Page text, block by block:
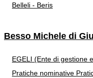
Belleli - Beris
Besso Michele di
EGELI (Ente di gestione
Pratiche nominative